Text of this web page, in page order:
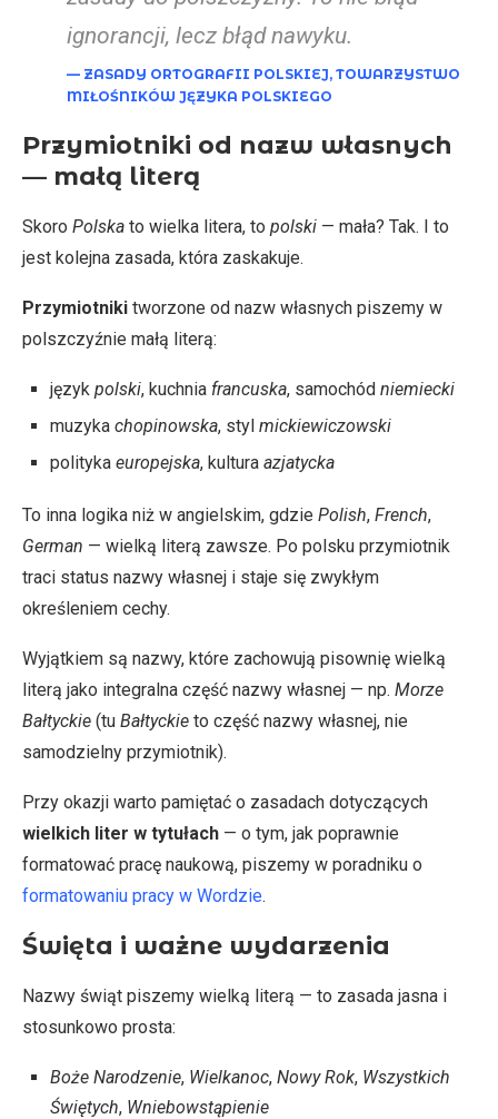
ignorancji, lecz błąd nawyku.
— ZASADY ORTOGRAFII POLSKIEJ, TOWARZYSTWO
MIŁOŚNIKÓW JĘZYKA POLSKIEGO
Przymiotniki od nazw własnych
— małą literą
Skoro Polska to wielka litera, to polski — mała? Tak. I to
jest kolejna zasada, która zaskakuje.
Przymiotniki tworzone od nazw własnych piszemy w
polszczyźnie małą literą:
język polski, kuchnia francuska, samochód niemiecki
muzyka chopinowska, styl mickiewiczowski
polityka europejska, kultura azjatycka
To inna logika niż w angielskim, gdzie Polish, French,
German — wielką literą zawsze. Po polsku przymiotnik
traci status nazwy własnej i staje się zwykłym
określeniem cechy.
Wyjątkiem są nazwy, które zachowują pisownię wielką
literą jako integralna część nazwy własnej — np. Morze
Bałtyckie (tu Bałtyckie to część nazwy własnej, nie
samodzielny przymiotnik).
Przy okazji warto pamiętać o zasadach dotyczących
wielkich liter w tytułach — o tym, jak poprawnie
formatować pracę naukową, piszemy w poradniku o
formatowaniu pracy w Wordzie.
Święta i ważne wydarzenia
Nazwy świąt piszemy wielką literą — to zasada jasna i
stosunkowo prosta:
Boże Narodzenie, Wielkanoc, Nowy Rok, Wszystkich
Świętych, Wniebowstąpienie